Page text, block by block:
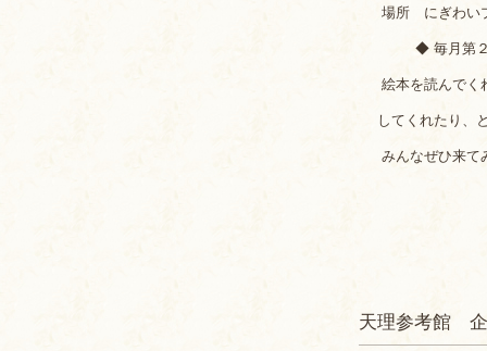
場所 にぎわい
◆ 毎月第２、
絵本を読んでく
してくれたり、
みんなぜひ来て
天理参考館 企